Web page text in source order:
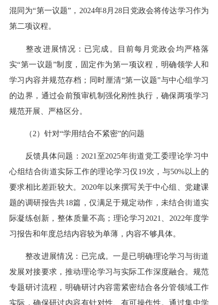
混同为“第一议题”，2024年8月28日党政会将传达学习作为
第二项议程。
整改进展情况：已完成。目前每月党政会均严格落
实“第一议题”制度，固定作为第一项议程，明确领学人和
学习内容并规范存档；同时厘清“第一议题”与中心组学习
的边界，通过会前预审机制强化刚性执行，确保两项学习
规范开展、严格区分。
（2）针对“学用结合不紧密”的问题
反馈具体问题：2021至2025年街道党工委理论学习中
心组结合街道实际工作的理论学习仅19次，与50%以上的
要求相比差距较大。2020年以来撰写关于中心组、党建课
题的调研报告共18篇，仅满足于规定动作，未结合街道实
际凝练创新，整体质量不高；理论学习2021、2022年度学
习报告和年度总结内容较为单薄，内容不够具体。
整改进展情况：已完成。一是已明确理论学习与街道
发展对接要求，推动理论学习与实际工作深度融合。规范
专题研讨流程，明确研讨内容需紧密结合各分管领域工作
实际，确保研讨内容有针对性、有可操作性。通过集中学